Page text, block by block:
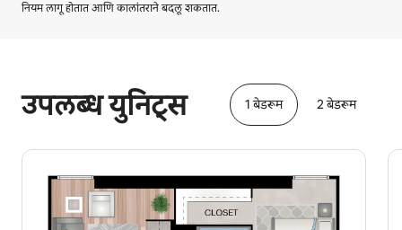
नियम लागू होतात आणि कालांतराने बदलू शकतात.
उपलब्ध युनिट्स 1 बेडरूम 2 बेडरूम